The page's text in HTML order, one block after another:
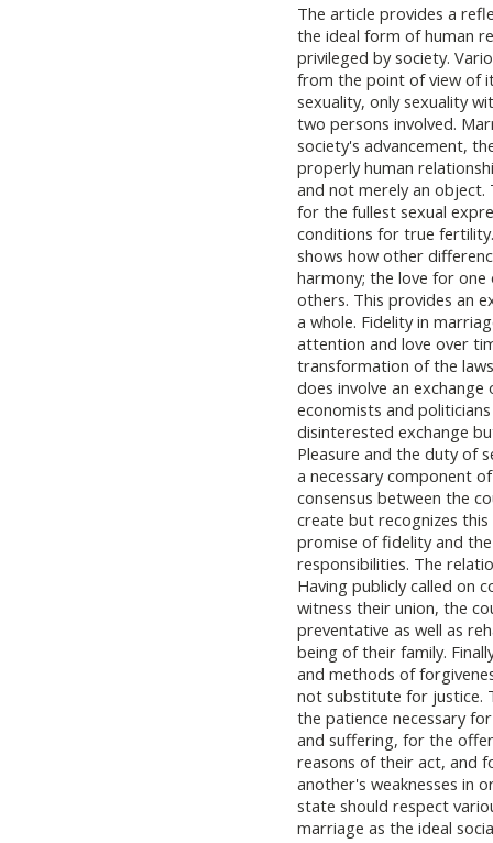
The article provides a
the ideal form of human
privileged by society.
from the point of view of
sexuality, only sexuality
two persons involved.
society's advancement,
properly human
and not merely an object.
for the fullest sexual
conditions for true
shows how other
harmony; the love for
others. This provides an
a whole. Fidelity in
attention and love over
transformation of the
does involve an
economists and
disinterested exchange
Pleasure and the duty of
a necessary component
consensus between the
create but recognizes
promise of fidelity and
responsibilities. The
Having publicly called on
witness their union, the
preventative as well as
being of their family.
and methods of
not substitute for justice.
the patience necessary
and suffering, for the
reasons of their act, and
another's weaknesses in
state should respect
marriage as the ideal